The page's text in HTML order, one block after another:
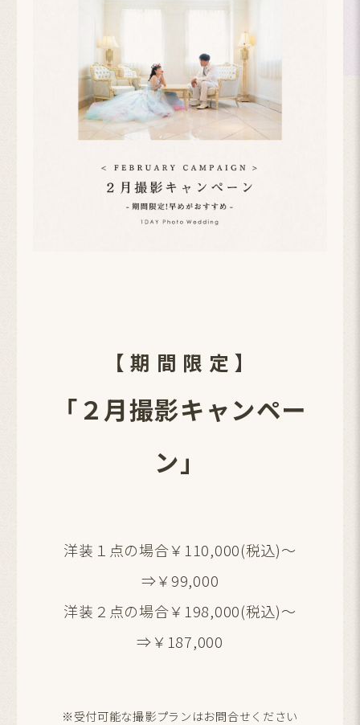
【 期 間 限 定 】
「２月撮影キャンペー
ン」
洋装１点の場合￥110,000(税込)～
⇒￥99,000
洋装２点の場合￥198,000(税込)～
⇒￥187,000
※受付可能な撮影プランはお問合せください